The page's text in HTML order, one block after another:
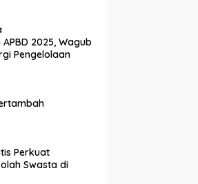
2025, Wagub
Pengelolaan
Perkuat
Swasta di